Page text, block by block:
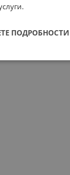
ПОДРОБНОСТИ